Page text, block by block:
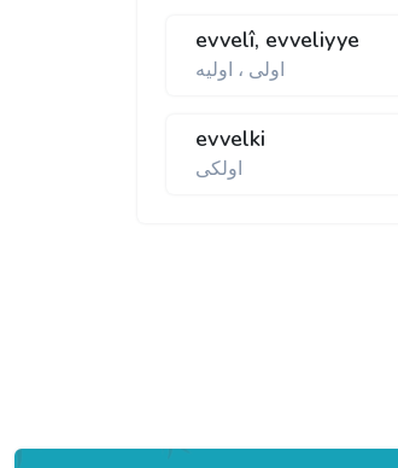
evvelî, evveliyye
اولی ، اوليه
evvelki
اولكی